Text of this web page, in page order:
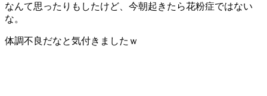
なんて思ったりもしたけど、今朝起きたら花粉症ではない
な。
体調不良だなと気付きましたｗ